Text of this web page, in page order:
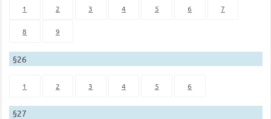
1 2 3 4 5 6 7
8 9
§26
1 2 3 4 5 6
§27